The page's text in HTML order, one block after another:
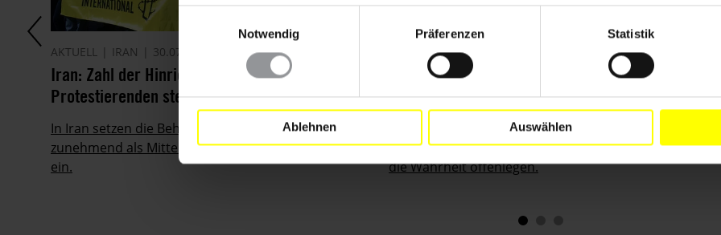
Notwendig
Präferenzen Statistik
Ablehnen Auswählen
AKTUELL IRAN 30.07.2026
Iran: Zahl der Hinrichtungen von
Protestierenden steigt drastisch
In Iran setzen die Behörden die Todesstrafe
zunehmend als Mittel gegen die Protestbewegung
ein.
AKTUELL NIGERIA
Nigeria: Interne Dokumente belegen Shells
Rolle im Ölverschmutzungsskandal
Amnesty International hat die Dokumente mit
Partnerorganisationen ausgewertet: Shell muss
die Wahrheit offenlegen.